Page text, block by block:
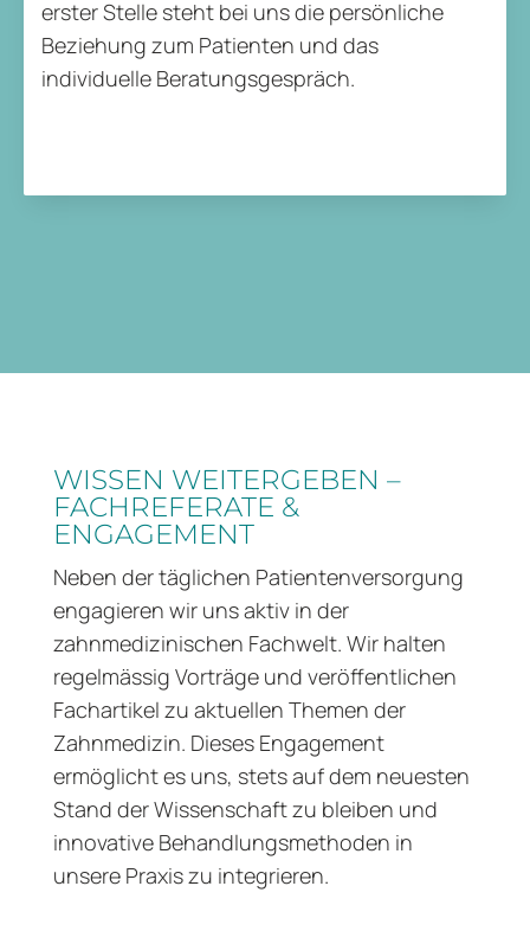
erster Stelle steht bei uns die persönliche
Beziehung zum Patienten und das
individuelle Beratungsgespräch.
WISSEN WEITERGEBEN –
FACHREFERATE &
ENGAGEMENT
Neben der täglichen Patientenversorgung
engagieren wir uns aktiv in der
zahnmedizinischen Fachwelt. Wir halten
regelmässig Vorträge und veröffentlichen
Fachartikel zu aktuellen Themen der
Zahnmedizin. Dieses Engagement
ermöglicht es uns, stets auf dem neuesten
Stand der Wissenschaft zu bleiben und
innovative Behandlungsmethoden in
unsere Praxis zu integrieren.